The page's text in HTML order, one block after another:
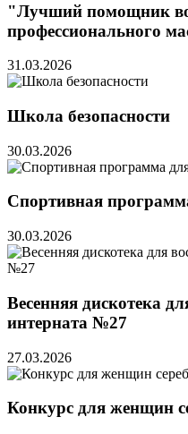
"Лучший помощник
профессионального
31.03.2026
Школа безопасности
30.03.2026
Спортивная
30.03.2026
Весенняя дискотека
интерната №27
27.03.2026
Конкурс для женщин